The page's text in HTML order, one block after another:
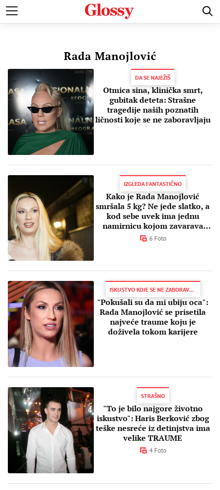
POZNATI MODA I LEPOTA ZDRAVI I SREĆNI LJUBAV
Rada Manojlović
DA SE NAJEŽIŠ
Otmica sina, klinička smrt,
gubitak deteta: Strašne
tragedije naših poznatih
ličnosti koje se ne zaboravljaju
IZGLEDA FANTASTIČNO
Kako je Rada Manojlović
smršala 5 kg? Ne jede slatko, a
kod sebe uvek ima jednu
namirnicu kojom zavarava
GLAD
6 Foto
ISKUSTVO KOJE SE NE ZABORAVLJA
"Pokušali su da mi ubiju oca":
Rada Manojlović se prisetila
najveće traume koju je
doživela tokom karijere
STRAŠNO
"To je bilo najgore životno
iskustvo": Haris Berković zbog
teške nesreće iz detinjstva ima
velike TRAUME
4 Foto